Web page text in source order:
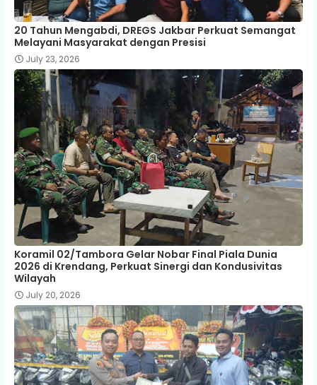
20 Tahun Mengabdi, DREGS Jakbar Perkuat Semangat
Melayani Masyarakat dengan Presisi
July 23, 2026
Koramil 02/Tambora Gelar Nobar Final Piala Dunia
2026 di Krendang, Perkuat Sinergi dan Kondusivitas
Wilayah
July 20, 2026